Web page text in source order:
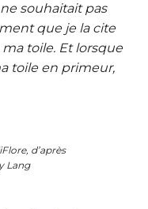
souhaitait pas
que je la cite
toile. Et lorsque
toile en primeur,
d’après
Lang